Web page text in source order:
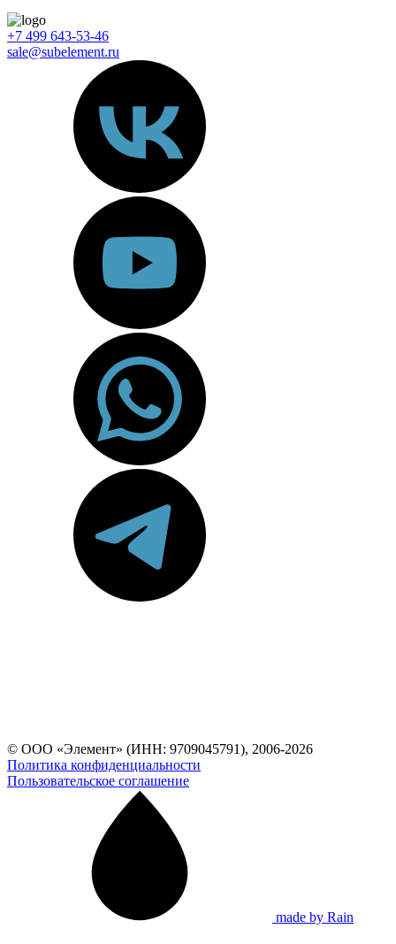
+7 499 643-53-46
sale@subelement.ru
© ООО «Элемент» (ИНН: 9709045791), 2006-2026
Политика конфиденциальности
Пользовательское соглашение
made by Rain